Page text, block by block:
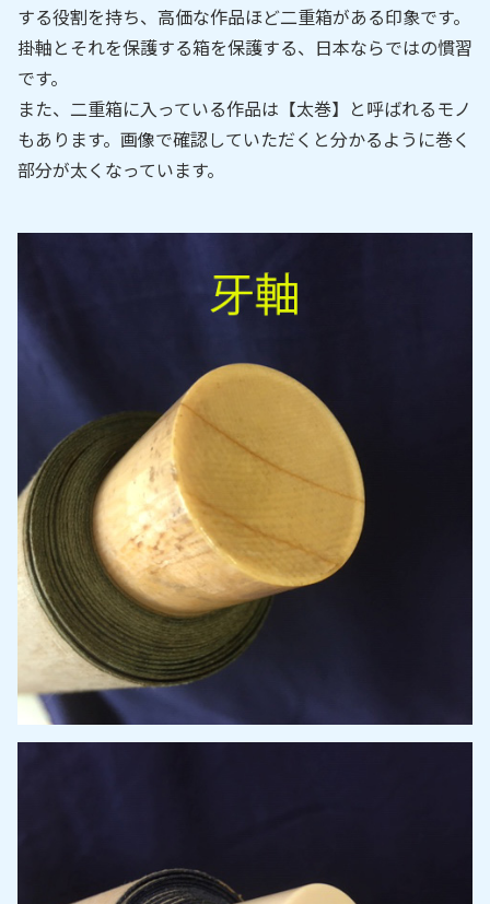
する役割を持ち、高価な作品ほど二重箱がある印象です。
掛軸とそれを保護する箱を保護する、日本ならではの慣習
です。
また、二重箱に入っている作品は【太巻】と呼ばれるモノ
もあります。画像で確認していただくと分かるように巻く
部分が太くなっています。